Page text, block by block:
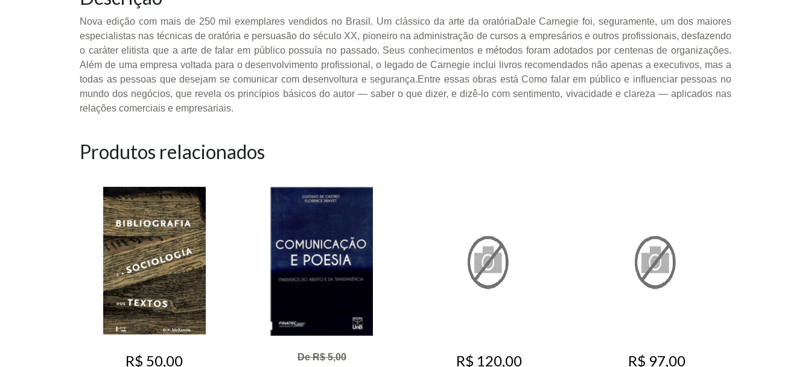
Nova edição com mais de 250 mil exemplares vendidos no Brasil. Um clássico da arte da oratóriaDale Carnegie foi, seguramente, um dos maiores
especialistas nas técnicas de oratória e persuasão do século XX, pioneiro na administração de cursos a empresários e outros profissionais, desfazendo
o caráter elitista que a arte de falar em público possuía no passado. Seus conhecimentos e métodos foram adotados por centenas de organizações.
Além de uma empresa voltada para o desenvolvimento profissional, o legado de Carnegie inclui livros recomendados não apenas a executivos, mas a
todas as pessoas que desejam se comunicar com desenvoltura e segurança.Entre essas obras está Como falar em público e influenciar pessoas no
mundo dos negócios, que revela os princípios básicos do autor — saber o que dizer, e dizê-lo com sentimento, vivacidade e clareza — aplicados nas
relações comerciais e empresariais.
Produtos relacionados
R$ 50,00 De R$ 5,00 R$ 120,00 R$ 97,00